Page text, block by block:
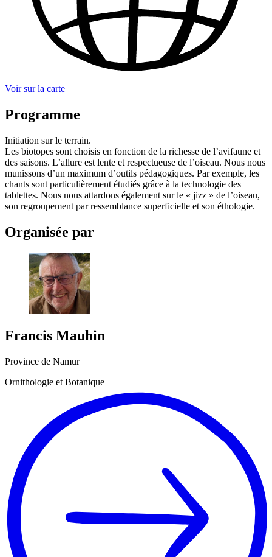
Voir sur la carte
Programme
Initiation sur le terrain.
Les biotopes sont choisis en fonction de la richesse de l’avifaune et
des saisons. L’allure est lente et respectueuse de l’oiseau. Nous nous
munissons d’un maximum d’outils pédagogiques. Par exemple, les
chants sont particulièrement étudiés grâce à la technologie des
tablettes. Nous nous attardons également sur le « jizz » de l’oiseau,
son regroupement par ressemblance superficielle et son éthologie.
Organisée par
Francis Mauhin
Province de Namur
Ornithologie et Botanique